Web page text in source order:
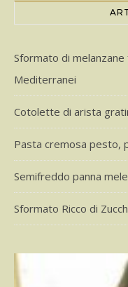
Sformato di
Mediterranei
Cotolette di arista
Pasta cremosa pesto,
Semifreddo panna
Sformato Ricco di